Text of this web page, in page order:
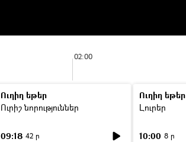
02:00
Ուղիղ եթեր
Ուրիշ նորություններ
09:18 42 ր
Ուղիղ եթեր
Լուրեր
10:00 8 ր